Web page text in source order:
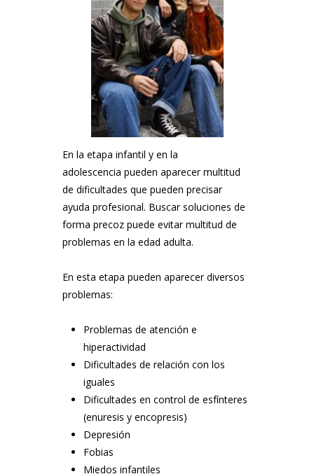
En la etapa infantil y en la
adolescencia pueden aparecer multitud
de dificultades que pueden precisar
ayuda profesional. Buscar soluciones de
forma precoz puede evitar multitud de
problemas en la edad adulta.
En esta etapa pueden aparecer diversos
problemas:
Problemas de atención e
hiperactividad
Dificultades de relación con los
iguales
Dificultades en control de esfínteres
(enuresis y encopresis)
Depresión
Fobias
Miedos infantiles